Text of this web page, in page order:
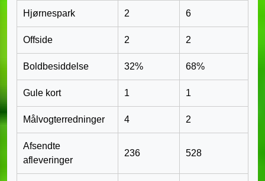
Hjørnespark 2 6
Offside 2 2
Boldbesiddelse 32% 68%
Gule kort 1 1
Målvogterredninger 4 2
Afsendte
afleveringer
236 528